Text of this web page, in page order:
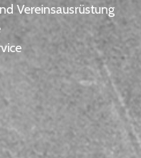
Vereinsausrüstung